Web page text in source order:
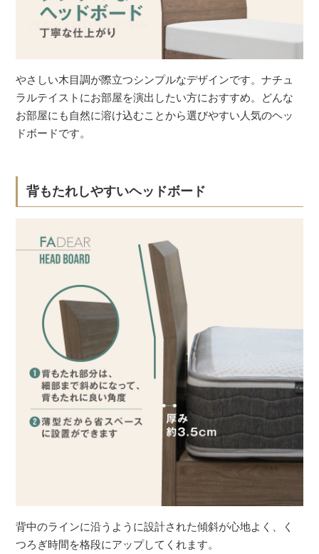
やさしい木目調が際立つシンプルなデザインです。ナチュ
ラルテイストにお部屋を演出したい方におすすめ。どんな
お部屋にも自然に溶け込むことから選びやすい人気のヘッ
ドボードです。
背もたれしやすいヘッドボード
背中のラインに沿うように設計された傾斜が心地よく、く
つろぎ時間を格段にアップしてくれます。